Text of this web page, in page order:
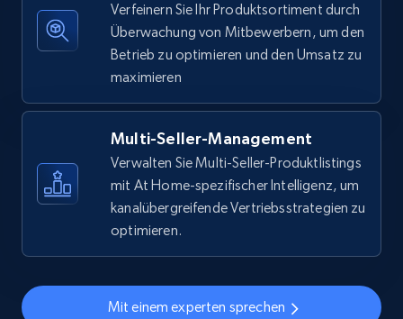
Walmart - products - Collects products by
specific keywords
URL, Final price, Sku, Currency, Gtin,
more.
874+ Jetzt anfangen
URL, Final price, Sku, Currency, Gtin,
Verfeinern Sie Ihr Produktsortiment durch
Überwachung von Mitbewerbern, um den
Betrieb zu optimieren und den Umsatz zu
maximieren
Multi-Seller-Management
Verwalten Sie Multi-Seller-Produktlistings
mit At Home-spezifischer Intelligenz, um
kanalübergreifende Vertriebsstrategien zu
optimieren.
Mit einem experten sprechen